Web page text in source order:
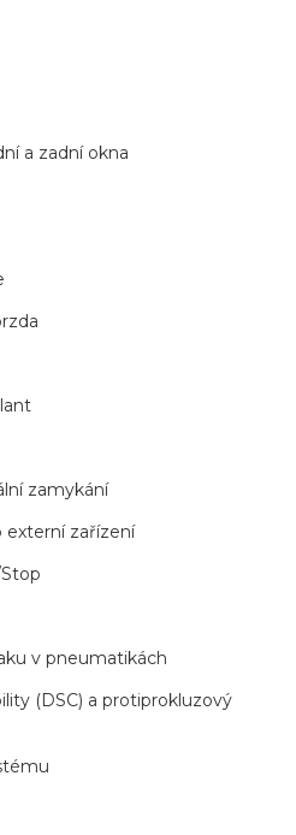
a zadní okna
zamykání
externí zařízení
v pneumatikách
(DSC) a protiprokluzový